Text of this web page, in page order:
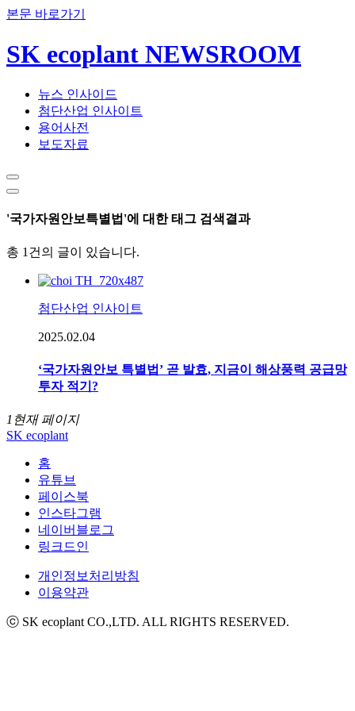
본문 바로가기
SK ecoplant NEWSROOM
뉴스 인사이드
첨단산업 인사이트
용어사전
보도자료
'국가자원안보특별법'에 대한 태그 검색결과
총 1건의 글이 있습니다.
첨단산업 인사이트
2025.02.04
‘국가자원안보 특별법’ 곧 발효, 지금이 해상풍력 공급망
투자 적기?
1 현재 페이지
SK ecoplant
홈
유튜브
페이스북
인스타그램
네이버블로그
링크드인
개인정보처리방침
이용약관
ⓒ SK ecoplant CO.,LTD. ALL RIGHTS RESERVED.